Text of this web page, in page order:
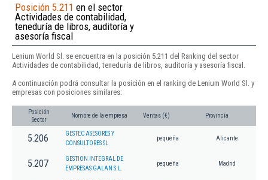
Posición 5.211 en el sector
Actividades de contabilidad,
teneduría de libros, auditoría y
asesoría fiscal
Lenium World Sl. se encuentra en la posición 5.211 del Ranking del sector
Actividades de contabilidad, teneduría de libros, auditoría y asesoría fiscal.
A continuación podrá consultar la posición en el ranking de Lenium World Sl. y
empresas con posiciones similares:
Posición
Sector
Nombre de la empresa Ventas (€) Provincia
5.206
GESTEC ASESORES Y
CONSULTORES SL
pequeña Alicante
5.207
GESTION INTEGRAL DE
EMPRESAS GALAN S.L.
pequeña Madrid